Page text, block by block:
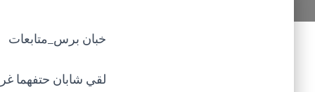
خبان برس_متابعات
لقي شابان حتفهما